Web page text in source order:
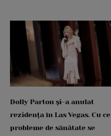
Dolly Parton și-a anulat
rezidența în Las Vegas. Cu ce
probleme de sănătate se